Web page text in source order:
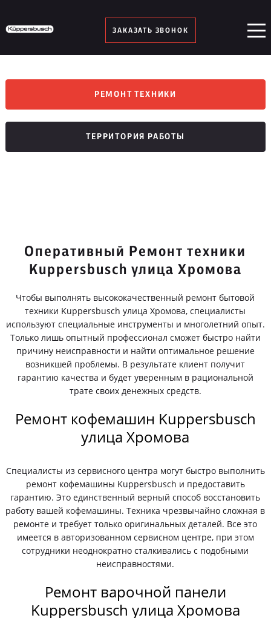
ЗАКАЗАТЬ ЗВОНОК
РЕМОНТ ТЕХНИКИ
ТЕРРИТОРИЯ РАБОТЫ
Оперативный Ремонт техники
Kuppersbusch улица Хромова
Чтобы выполнять высококачественный ремонт бытовой
техники Kuppersbusch улица Хромова, специалисты
используют специальные инструменты и многолетний опыт.
Только лишь опытный профессионал сможет быстро найти
причину неисправности и найти оптимальное решение
возникшей проблемы. В результате клиент получит
гарантию качества и будет уверенным в рациональной
трате своих денежных средств.
Ремонт кофемашин Kuppersbusch
улица Хромова
Специалисты из сервисного центра могут быстро выполнить
ремонт кофемашины Kuppersbusch и предоставить
гарантию. Это единственный верный способ восстановить
работу вашей кофемашины. Техника чрезвычайно сложная в
ремонте и требует только оригинальных деталей. Все это
имеется в авторизованном сервисном центре, при этом
сотрудники неоднократно сталкивались с подобными
неисправностями.
Ремонт варочной панели
Kuppersbusch улица Хромова